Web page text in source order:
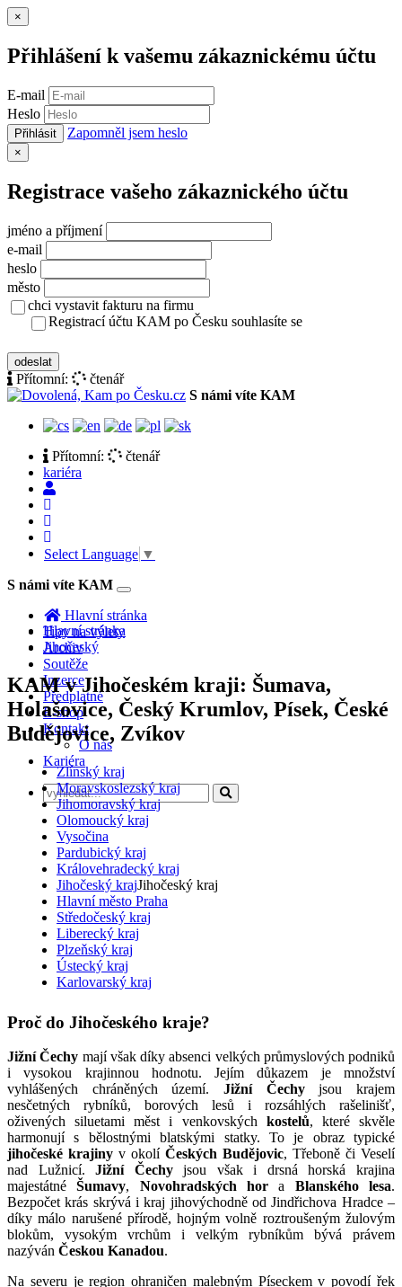
×
Přihlášení k vašemu zákaznickému účtu
E-mail
Heslo
Přihlásit Zapomněl jsem heslo
×
Registrace vašeho zákaznického účtu
jméno a příjmení
e-mail
heslo
město
chci vystavit fakturu na firmu
Registrací účtu KAM po Česku souhlasíte se
odeslat
Přítomní:
čtenář
S námi víte KAM
Přítomní:
čtenář
kariéra
Select Language ▼
S námi víte KAM
Toggle
navigation
Hlavní stránka
Tipy na výlety
Archiv
Soutěže
Inzerce
Předplatné
E-shop
Kontakt
O nás
Kariéra
Hlavní stránka
Jihočeský
KAM v Jihočeském kraji: Šumava,
Holašovice, Český Krumlov, Písek, České
Budějovice, Zvíkov
Zlínský kraj
Moravskoslezský kraj
Jihomoravský kraj
Olomoucký kraj
Vysočina
Pardubický kraj
Královehradecký kraj
Jihočeský krajJihočeský kraj
Hlavní město Praha
Středočeský kraj
Liberecký kraj
Plzeňský kraj
Ústecký kraj
Karlovarský kraj
Proč do Jihočeského kraje?
Jižní Čechy mají však díky absenci velkých průmyslových podniků
i vysokou krajinnou hodnotu. Jejím důkazem je množství
vyhlášených chráněných území. Jižní Čechyjsou krajem
nesčetných rybníků, borových lesů i rozsáhlých rašelinišť,
oživených siluetami měst i venkovských kostelů, které skvěle
harmonují s bělostnými blatskými statky. To je obraz typické
jihočeské krajiny v okolí Českých Budějovic, Třeboně či Veselí
nad Lužnicí.Jižní Čechyjsou však i drsná horská krajina
majestátnéŠumavy, Novohradských hor a Blanského lesa.
Bezpočet krás skrývá i kraj jihovýchodně od Jindřichova Hradce –
díky málo narušené přírodě, hojným volně roztroušeným žulovým
blokům, vysokým vrchům i velkým rybníkům bývá právem
nazýván Českou Kanadou.
Na severu je region ohraničen malebným Píseckem v povodí řek